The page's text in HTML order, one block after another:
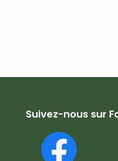
Suivez-nous sur